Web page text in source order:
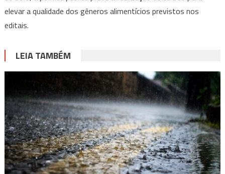
elevar a qualidade dos gêneros alimentícios previstos nos
editais.
LEIA TAMBÉM